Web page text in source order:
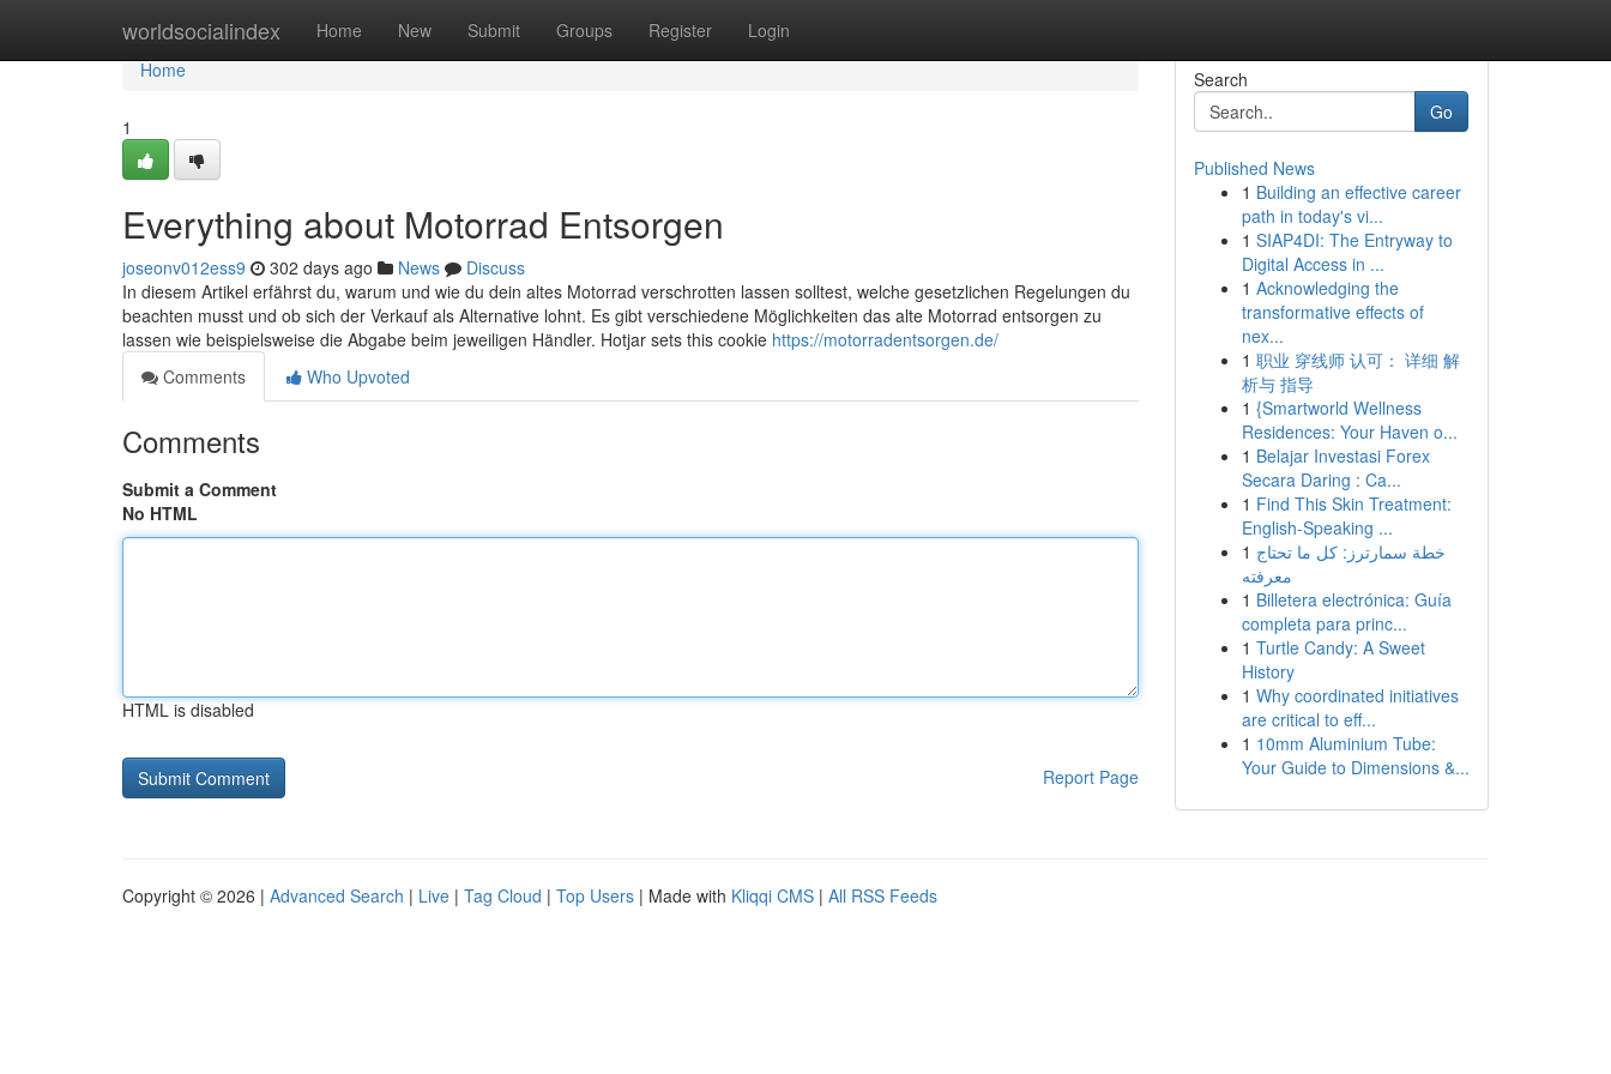
worldsocialindex Home New Submit Groups Register Login
Home
Home
1
Everything about Motorrad Entsorgen
joseonv012ess9 302 days ago News
Discuss
In diesem Artikel erfährst du, warum und wie du dein altes Motorrad verschrotten lassen solltest, welche gesetzlichen Regelungen du
beachten musst und ob sich der Verkauf als Alternative lohnt. Es gibt verschiedene Möglichkeiten das alte Motorrad entsorgen zu
lassen wie beispielsweise die Abgabe beim jeweiligen Händler. Hotjar sets this cookie https://motorradentsorgen.de/
Comments
Who Upvoted
Comments
Submit a Comment
No HTML
HTML is disabled
Report Page
Search
Go
Published News
1 Building an effective career
path in today's vi...
1 SIAP4DI: The Entryway to
Digital Access in ...
1 Acknowledging the
transformative effects of
nex...
1 职业 穿线师 认可： 详细 解
析与 指导
1 {Smartworld Wellness
Residences: Your Haven o...
1 Belajar Investasi Forex
Secara Daring : Ca...
1 Find This Skin Treatment:
English-Speaking ...
1 خطة سمارترز: كل ما تحتاج
معرفته
1 Billetera electrónica: Guía
completa para princ...
1 Turtle Candy: A Sweet
History
1 Why coordinated initiatives
are critical to eff...
1 10mm Aluminium Tube:
Your Guide to Dimensions &...
Copyright © 2026 | Advanced Search | Live | Tag Cloud | Top Users | Made with Kliqqi CMS | All RSS Feeds